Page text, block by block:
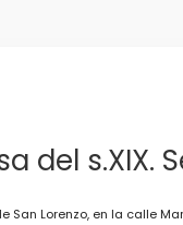
del s.XIX.
Lorenzo, en la calle